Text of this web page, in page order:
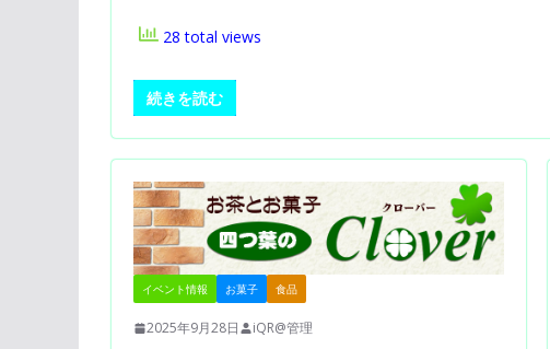
28 total views
続きを読む
イベント情報 お菓子 食品
2025年9月28日 iQR@管理